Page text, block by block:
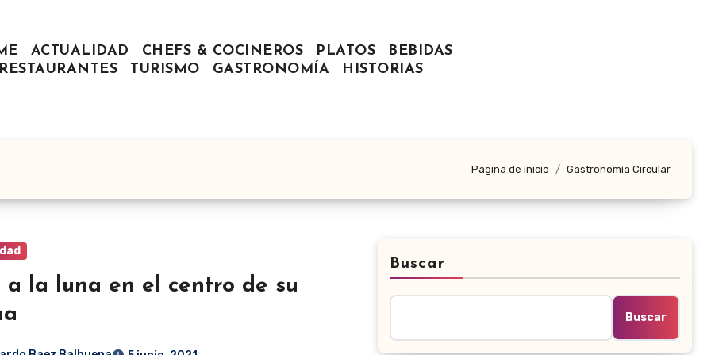
ACTUALIDAD CHEFS & COCINEROS PLATOS
BEBIDAS
RESTAURANTES
TURISMO GASTRONOMÍA HISTORIAS
Página de inicio Gastronomía Circular
a la luna en el centro de su
Buscar
Buscar